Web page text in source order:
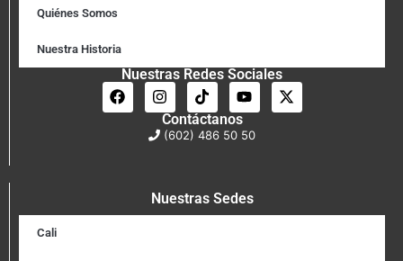
Quiénes Somos
Nuestra Historia
Nuestras Redes Sociales
Contáctanos
(602) 486 50 50
Nuestras Sedes
Cali